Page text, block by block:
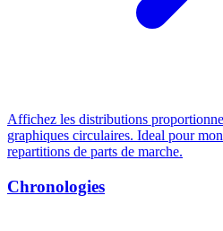
Affichez les distributions
graphiques circulaires. Ideal pour
repartitions de parts de marche.
Chronologies